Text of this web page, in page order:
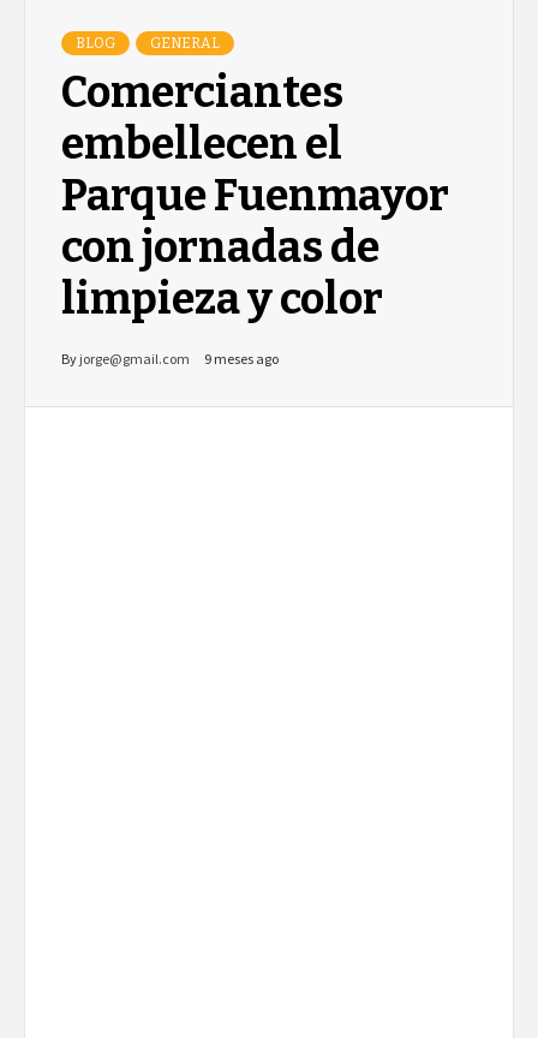
BLOG GENERAL
Comerciantes
embellecen el
Parque Fuenmayor
con jornadas de
limpieza y color
By jorge@gmail.com 9 meses ago